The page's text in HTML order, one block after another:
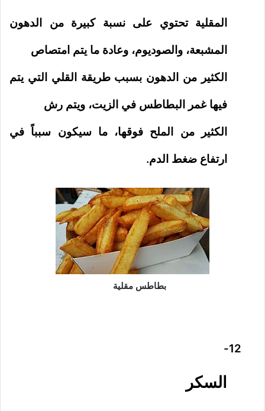
المقلية تحتوي على نسبة كبيرة من الدهون
المشبعة، والصوديوم، وعادة ما يتم امتصاص
الكثير من الدهون بسبب طريقة القلي التي يتم
فيها غمر البطاطس في الزيت، ويتم رش
الكثير من الملح فوقها، ما سيكون سبباً في
ارتفاع ضغط الدم.
بطاطس مقلية
12-
السكر